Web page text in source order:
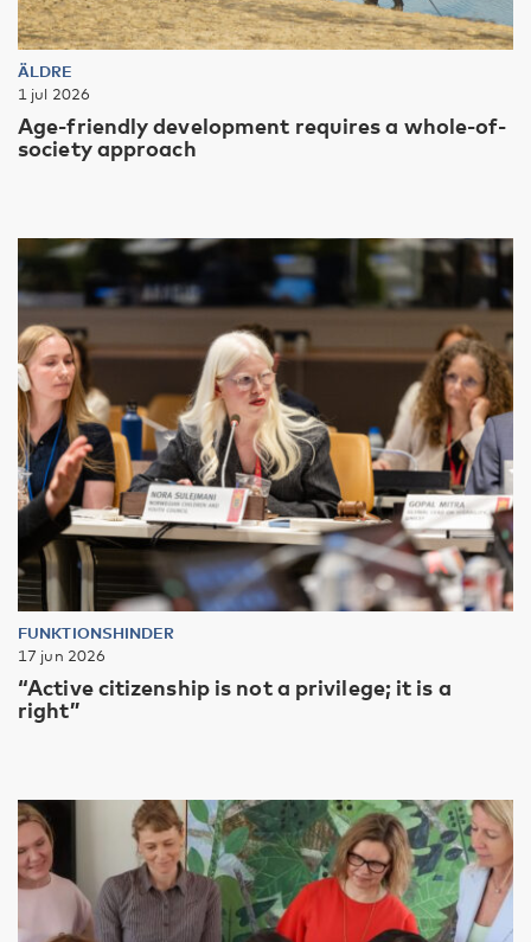
ÄLDRE
1 jul 2026
Age-friendly development requires a whole-of-
society approach
FUNKTIONSHINDER
17 jun 2026
“Active citizenship is not a privilege; it is a
right”